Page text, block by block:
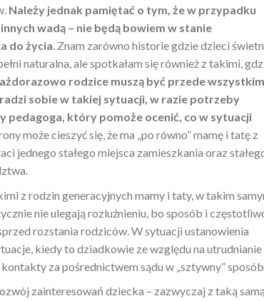
Należy jednak pamiętać o tym, że w przypadku
wadą – nie będą bowiem w stanie
do życia. Znam zarówno historie gdzie dzieci
naturalna, ale spotkałam się również z takimi,
rodzice muszą być przede wszystkim
sobie w takiej sytuacji, w razie potrzeby
pedagoga, który pomoże ocenić, co w sytuacji
może cieszyć się, że ma „po równo” mamę i tatę z
jednego stałego miejsca zamieszkania oraz
z rodzin generacyjnych mamy i taty, w takim
nie ulegają rozluźnieniu, bo sposób i
rozstania rodziców. W sytuacji ustanowienia
kiedy to dziadkowie ze względu na utrudnianie
za pośrednictwem sądu w „sztywny” sposób.
zainteresowań dziecka – zazwyczaj z taką samą